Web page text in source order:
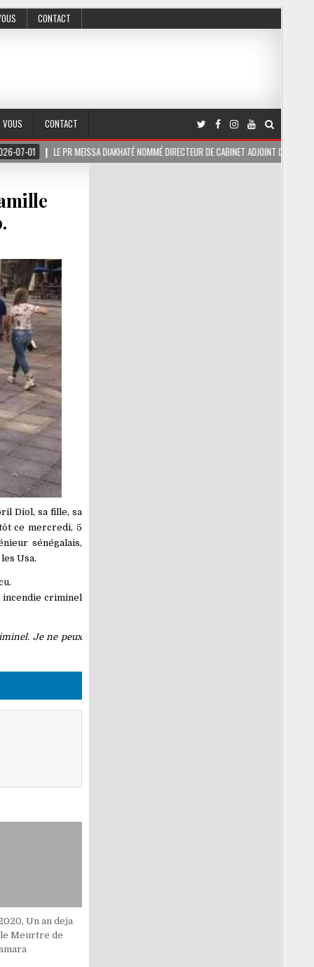
CONTACT
CONTACT
PR MEISSA DIAKHATÉ NOMMÉ DIRECTEUR DE CABINET ADJOINT DU PRÉSIDENT DE LA
Diol, sa fille, sa
ce mercredi, 5
sénégalais,
Usa.
incendie criminel
Je ne peux
Un an deja
Meurtre de